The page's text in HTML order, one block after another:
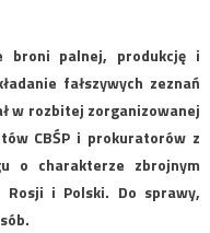
broni palnej, produkcję i
fałszywych zeznań
w rozbitej zorganizowanej
CBŚP i prokuratorów z
o charakterze zbrojnym
i Polski. Do sprawy,